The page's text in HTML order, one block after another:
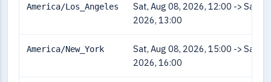
America/Los_Angeles
Sat, Aug 08, 2026, 12:00 -> Sat,
2026, 13:00
America/New_York
Sat, Aug 08, 2026, 15:00 -> Sat,
2026, 16:00